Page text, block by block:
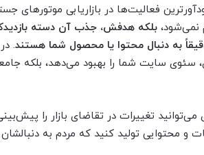
فعالیت‌ها در بازاریابی موتورهای
نمی‌شود،بلکه هدفش، جذب آن دسته
به دنبال محتوا یا محصول شما هستند.
سئوی سایت شما را بهبود می‌دهد، بلکه
تغییرات در تقاضای بازار را
محتوایی تولید کنید که مردم به